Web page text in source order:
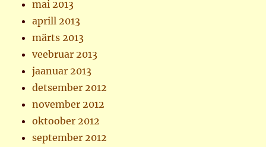
mai 2013
aprill 2013
märts 2013
veebruar 2013
jaanuar 2013
detsember 2012
november 2012
oktoober 2012
september 2012